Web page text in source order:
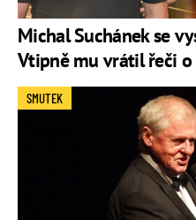
Michal Suchánek se
Vtipně mu vrátil řeči
SMUTEK